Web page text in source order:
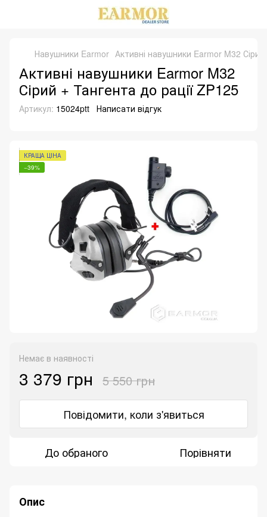
Навушники Earmor Активні навушники Earmor M32
Активні навушники Earmor M32
Сірий + Тангента до рації ZP125
Артикул: 15024ptt Написати відгук
КРАЩА ЦІНА
−39%
Немає в наявності
3 379 грн 5 550 грн
Повідомити, коли з'явиться
До обраного Порівняти
Опис